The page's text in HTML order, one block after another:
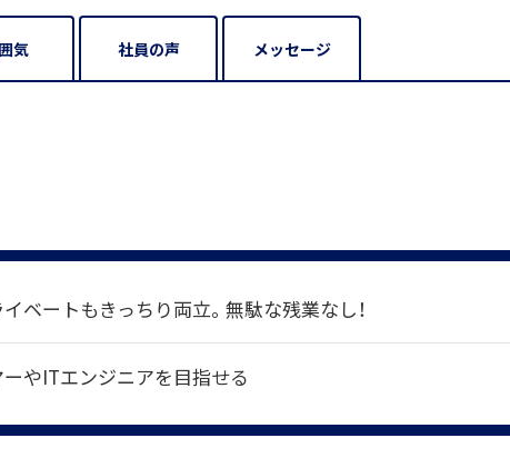
気 社員の声 メッセージ
ベートもきっちり両立。無駄な残業なし！
やITエンジニアを目指せる